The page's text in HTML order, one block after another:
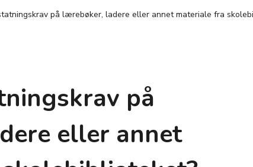
på lærebøker, ladere eller annet materiale fra
på
eller annet